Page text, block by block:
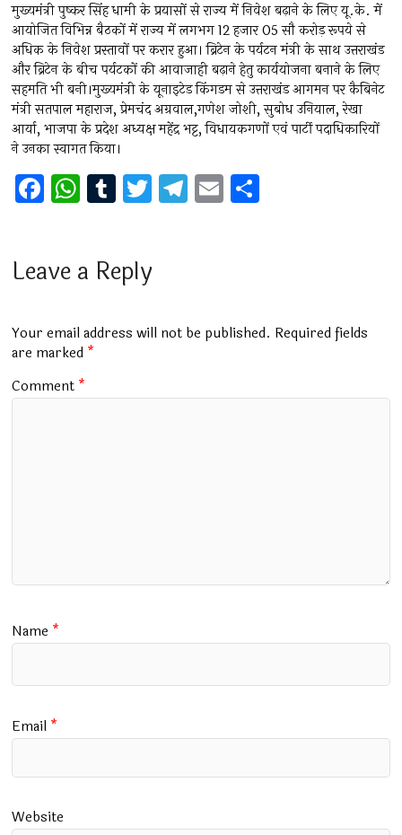
मुख्यमंत्री पुष्कर सिंह धामी के प्रयासों से राज्य में निवेश बढ़ाने के लिए यू.के. में
आयोजित विभिन्न बैठकों में राज्य में लगभग 12 हजार 05 सौ करोड़ रूपये से
अधिक के निवेश प्रस्तावों पर करार हुआ। ब्रिटेन के पर्यटन मंत्री के साथ उत्तराखंड
और ब्रिटेन के बीच पर्यटकों की आवाजाही बढ़ाने हेतु कार्ययोजना बनाने के लिए
सहमति भी बनी।मुख्यमंत्री के यूनाइटेड किंगडम से उत्तराखंड आगमन पर कैबिनेट
मंत्री सतपाल महाराज, प्रेमचंद अग्रवाल,गणेश जोशी, सुबोध उनियाल, रेखा
आर्या, भाजपा के प्रदेश अध्यक्ष महेंद्र भट्ट, विधायकगणों एवं पार्टी पदाधिकारियों
ने उनका स्वागत किया।
F
a
b
o
k
W
h
s
p
p
T
u
bl
T
wi
er
T
el
m
E
m
Leave a Reply
Your email address will not be published. Required fields
are marked *
Comment *
Name *
Email *
Website